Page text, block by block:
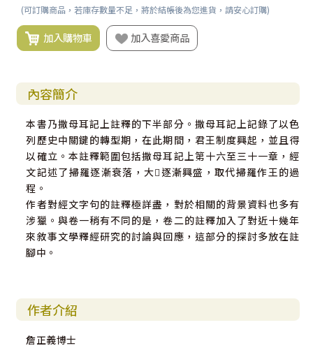
(可訂購商品，若庫存數量不足，將於結帳後為您進貨，請安心訂購)
加入購物車 加入喜愛商品
內容簡介
本書乃撒母耳記上註釋的下半部分。撒母耳記上記錄了以色
列歷史中關鍵的轉型期，在此期間，君王制度興起，並且得
以確立。本註釋範圍包括撒母耳記上第十六至三十一章，經
文記述了掃羅逐漸衰落，大逐漸興盛，取代掃羅作王的過
程。
作者對經文字句的註釋極詳盡，對於相關的背景資料也多有
涉獵。與卷一稍有不同的是，卷二的註釋加入了對近十幾年
來敘事文學釋經研究的討論與回應，這部分的探討多放在註
腳中。
作者介紹
詹正義博士